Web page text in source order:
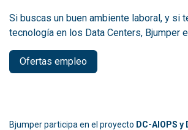
Si buscas un buen ambiente laboral, y si
tecnología en los Data Centers, Bjumper
Ofertas empleo
Bjumper participa en el proyecto DC-AIOPS y